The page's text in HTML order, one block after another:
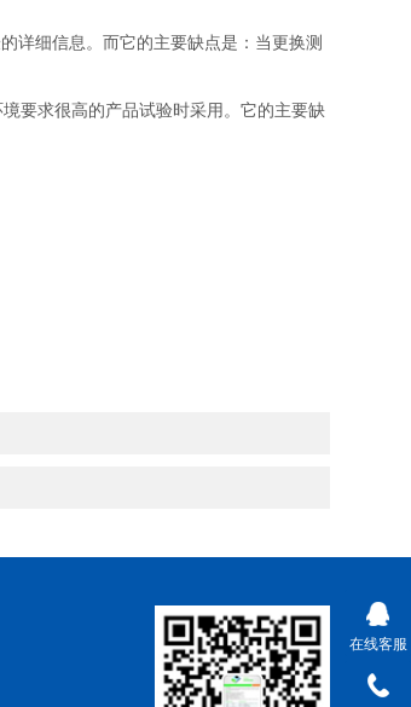
细信息。而它的主要缺点是：当更换测
要求很高的产品试验时采用。它的主要缺
在线客服